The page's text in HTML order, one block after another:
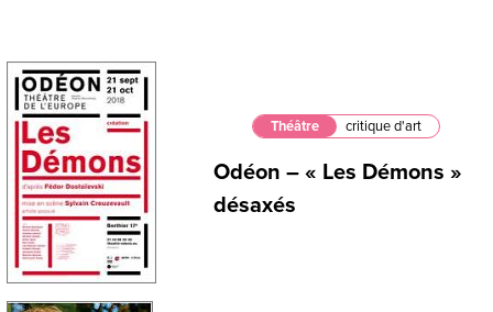
Théâtre critique d'art
Odéon – « Les Démons »
désaxés